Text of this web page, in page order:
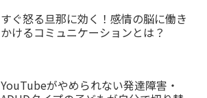
すぐ怒る旦那に効く！感情の脳に働き
かけるコミュニケーションとは？
YouTubeがやめられない発達障害・